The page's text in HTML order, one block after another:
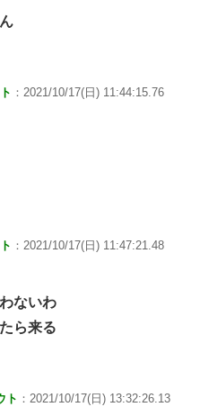
：2021/10/17(日) 11:44:15.76
：2021/10/17(日) 11:47:21.48
ないわ
ら来る
ト ：2021/10/17(日) 13:32:26.13